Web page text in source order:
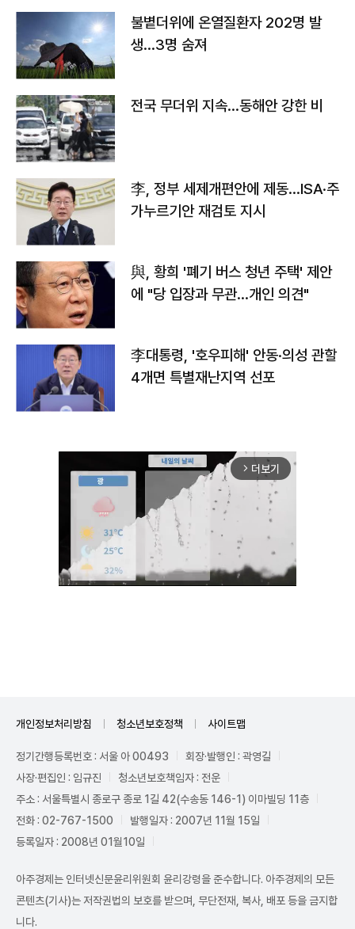
불볕더위에 온열질환자 202명 발
생…3명 숨져
전국 무더위 지속…동해안 강한 비
李, 정부 세제개편안에 제동…ISA·주
가누르기안 재검토 지시
與, 황희 '폐기 버스 청년 주택' 제안
에 "당 입장과 무관…개인 의견"
李대통령, '호우피해' 안동·의성 관할
4개면 특별재난지역 선포
arrow_forward_ios 더보기
개인정보처리방침 청소년보호정책 사이트맵
정기간행등록번호 : 서울 아 00493
회장·발행인 : 곽영길
사장·편집인 : 임규진
청소년보호책임자 : 전운
주소 : 서울특별시 종로구 종로 1길 42(수송동 146-1) 이마빌딩 11층
전화 : 02-767-1500
발행일자 : 2007년 11월 15일
등록일자 : 2008년 01월10일
아주경제는 인터넷신문윤리위원회 윤리강령을 준수합니다. 아주경제의 모든
콘텐츠(기사)는 저작권법의 보호를 받으며, 무단전재, 복사, 배포 등을 금지합
니다.